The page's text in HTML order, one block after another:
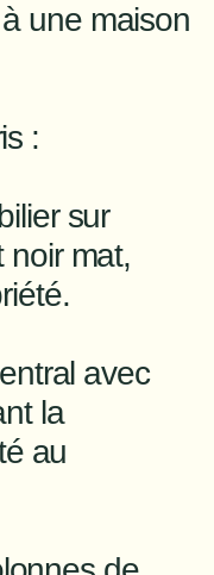
une maison
:
sur
noir mat,
avec
la
au